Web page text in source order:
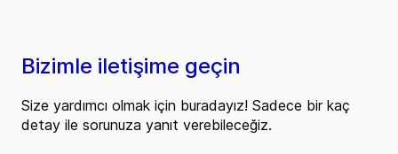
Bizimle iletişime geçin
Size yardımcı olmak için buradayız! Sadece bir kaç
detay ile sorunuza yanıt verebileceğiz.